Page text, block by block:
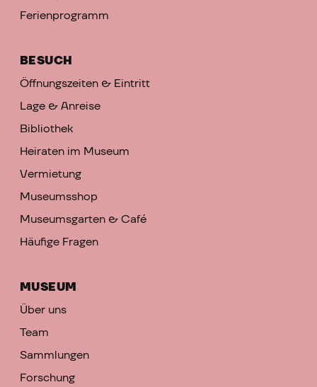
Ferienprogramm
BESUCH
Öffnungszeiten & Eintritt
Lage & Anreise
Bibliothek
Heiraten im Museum
Vermietung
Museumsshop
Museumsgarten & Café
Häufige Fragen
MUSEUM
Über uns
Team
Sammlungen
Forschung